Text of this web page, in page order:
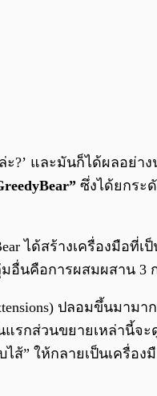
?’ และมันก็ได้ผลอย่
ซึ่งได้ยกระ
ได้สร้างเครื่องมือที่เ
นคือการผสมผสาน 3
ปลอมขึ้นมามา
รกส่วนขยายเหล่านี้จ
ส้” ให้กลายเป็นเครื่อ